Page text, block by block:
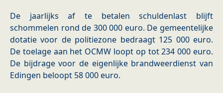
De jaarlijks af te betalen schuldenlast blijft
schommelen rond de 300 000 euro. De gemeentelijke
dotatie voor de politiezone bedraagt 125 000 euro.
De toelage aan het OCMW loopt op tot 234 000 euro.
De bijdrage voor de eigenlijke brandweerdienst van
Edingen beloopt 58 000 euro.